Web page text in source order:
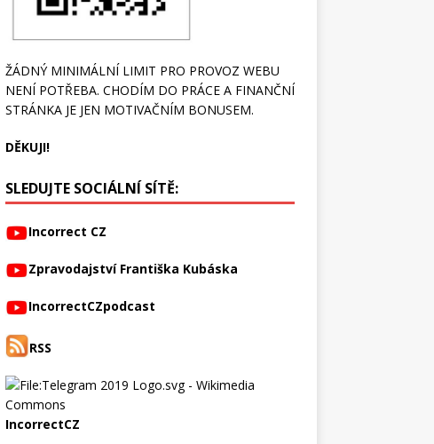
ŽÁDNÝ MINIMÁLNÍ LIMIT PRO PROVOZ WEBU
NENÍ POTŘEBA. CHODÍM DO PRÁCE A FINANČNÍ
STRÁNKA JE JEN MOTIVAČNÍM BONUSEM.
DĚKUJI!
SLEDUJTE SOCIÁLNÍ SÍTĚ:
Incorrect CZ
Zpravodajství Františka Kubáska
IncorrectCZpodcast
RSS
IncorrectCZ